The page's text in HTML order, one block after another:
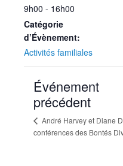
9h00 - 16h00
Catégorie
d’Évènement:
Activités familiales
Événement
précédent
André Harvey et Diane
conférences des Bontés